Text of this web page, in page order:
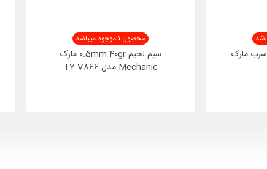
سرب مارک
محصول ناموجود میباشد
سیم لحیم 0.5mm 40gr مارک
Mechanic مدل TY-V866